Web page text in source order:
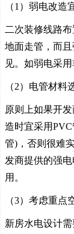
（1）弱电改造
二次装修线路
地面走管，而
见。如弱电采
（2）电管材料
原则上如果开
造时宜采用
管)，否则很难
发商提供的强
用。
（3）考虑重点
新房水电设计